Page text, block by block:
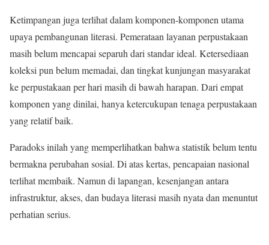
Ketimpangan juga terlihat dalam komponen-komponen utama
upaya pembangunan literasi. Pemerataan layanan perpustakaan
masih belum mencapai separuh dari standar ideal. Ketersediaan
koleksi pun belum memadai, dan tingkat kunjungan masyarakat
ke perpustakaan per hari masih di bawah harapan. Dari empat
komponen yang dinilai, hanya ketercukupan tenaga perpustakaan
yang relatif baik.
Paradoks inilah yang memperlihatkan bahwa statistik belum tentu
bermakna perubahan sosial. Di atas kertas, pencapaian nasional
terlihat membaik. Namun di lapangan, kesenjangan antara
infrastruktur, akses, dan budaya literasi masih nyata dan menuntut
perhatian serius.